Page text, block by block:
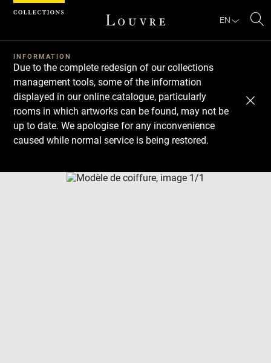
EN
INFORMATION
Due to the complete redesign of our collections
management tools, some of the information
displayed in our online catalogue, particularly
rooms in which artworks can be found, may not be
up to date. We apologise for any inconvenience
caused while normal service is being restored.
Download
Next
Previous
Cookies management panel